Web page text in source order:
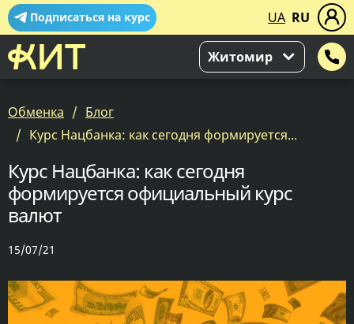
Подписаться на курс UA RU
Житомир
Обменка
Блог
Курс Нацбанка: как сегодня формируется...
Курс Нацбанка: как сегодня
формируется официальный курс
валют
15/07/21